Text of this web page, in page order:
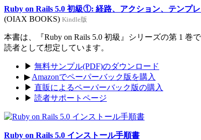
Ruby on Rails 5.0 初級①: 経路、アクション、テンプレ
(OIAX BOOKS) Kindle版
本書は、『Ruby on Rails 5.0 初級』シリーズの第 1
読者として想定しています。
▶ 無料サンプル(PDF)のダウンロード
▶ Amazonでペーパーバック版を購入
▶ 直販によるペーパーバック版の購入
▶ 読者サポートページ
Ruby on Rails 5.0 インストール手順書